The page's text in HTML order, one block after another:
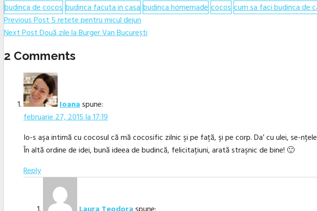
budinca de cocos budinca facuta in casa budinca homemade cocos cum sa faci budinca de
Navigare
în
articole
Previous PostPrevious
post:
5 retete pentru micul dejun
Next PostNext
Două zile la Burger Van București
2 Comments
Ioanaspune:
februarie 27, 2015 la 17:19
Io-s aşa intimă cu cocosul că mă cocosific zilnic şi pe faţă, şi pe corp. Da’ cu ulei, se-
În altă ordine de idei, bună ideea de budincă, felicitaţiuni, arată straşnic de bine! 🙂
Reply